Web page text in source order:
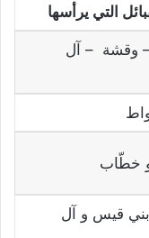
التي يرأسها
وقشة – آل
خطّاب
قيس و آل